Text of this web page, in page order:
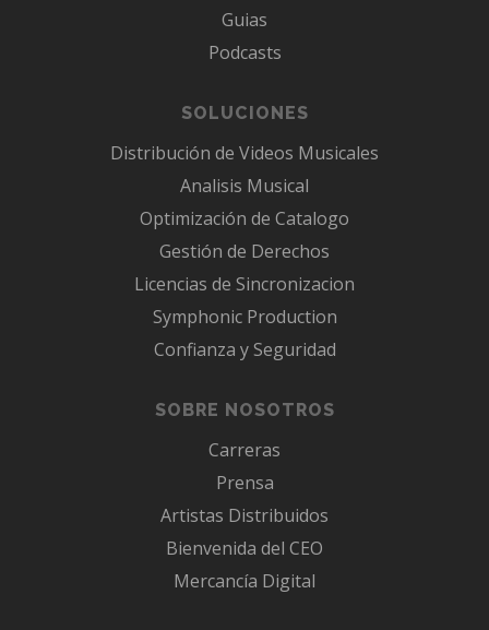
Guias
Podcasts
SOLUCIONES
Distribución de Videos Musicales
Analisis Musical
Optimización de Catalogo
Gestión de Derechos
Licencias de Sincronizacion
Symphonic Production
Confianza y Seguridad
SOBRE NOSOTROS
Carreras
Prensa
Artistas Distribuidos
Bienvenida del CEO
Mercancía Digital